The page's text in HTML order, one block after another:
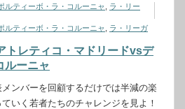
ルティーボ・ラ・コルーニャ
ラ・リー
ルティーボ・ラ・コルーニャ ラ・リーガ
レティコ・マドリードvsデ
ルーニャ
ンバーを回顧するだけでは半減の楽
いく若者たちのチャレンジを見よ！